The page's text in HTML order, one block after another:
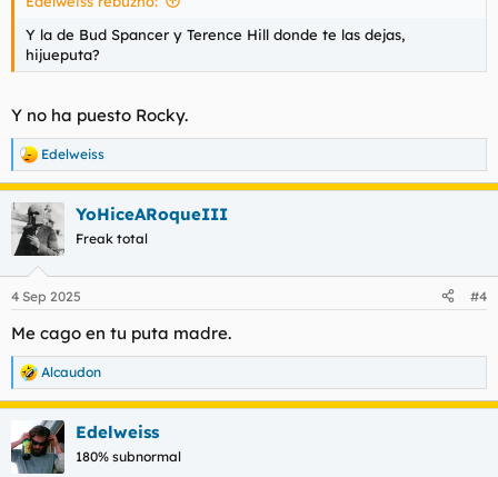
Y la de Bud Spancer y Terence Hill donde te las dejas,
hijueputa?
Y no ha puesto Rocky.
R
e
a
c
c
e
:
Edelweiss
YoHiceARoqueIII
Freak total
4 Sep 2025 #4
Me cago en tu puta madre.
R
e
a
c
c
i
Alcaudon
Edelweiss
180% subnormal